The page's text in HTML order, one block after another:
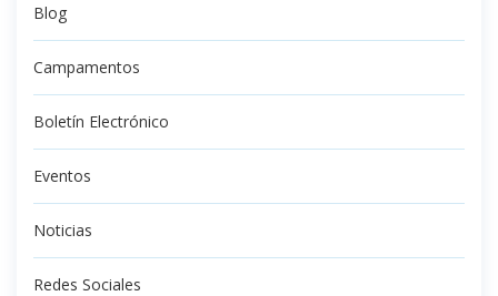
Blog
Campamentos
Boletín Electrónico
Eventos
Noticias
Redes Sociales